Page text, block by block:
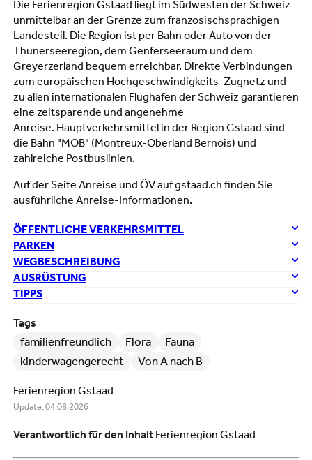
Tags
familienfreundlich Flora
Fauna
kinderwagengerecht
Von A nach B
Ferienregion Gstaad
Update: 04.08.2026
Verantwortlich für den Inhalt Ferienregion Gstaad
Die Ferienregion Gstaad liegt im Südwesten der Schweiz
unmittelbar an der Grenze zum französischsprachigen
Landesteil. Die Region ist per Bahn oder Auto von der
Thunerseeregion, dem Genferseeraum und dem
Greyerzerland bequem erreichbar. Direkte Verbindungen
zum europäischen Hochgeschwindigkeits-Zugnetz und
zu allen internationalen Flughäfen der Schweiz garantieren
eine zeitsparende und angenehme
Anreise. Hauptverkehrsmittel in der Region Gstaad sind
die Bahn "MOB" (Montreux-Oberland Bernois) und
zahlreiche Postbuslinien.
Auf der Seite Anreise und ÖV auf gstaad.ch finden Sie
ausführliche Anreise-Informationen.
ÖFFENTLICHE VERKEHRSMITTEL
PARKEN
WEGBESCHREIBUNG
AUSRÜSTUNG
TIPPS